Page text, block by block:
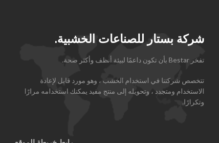
شركة بستار للصناعات الخشبية.
تفخر Bestar بأن تكون داعمًا لبيئة أنظف وأكثر صحة.
تتخصص شركتنا في استخدام الخشب ، وهو مورد قابل لإعادة
الاستخدام ومتجدد ، وتحويله إلى منتج مفيد يمكنك استخدامه مرارًا
وتكرارًا.